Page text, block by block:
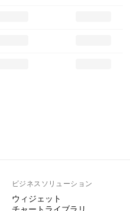
ビジネスソリューション
ウィジェット
チャートライブラリ